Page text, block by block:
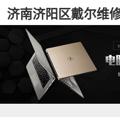
济南济阳区戴尔维